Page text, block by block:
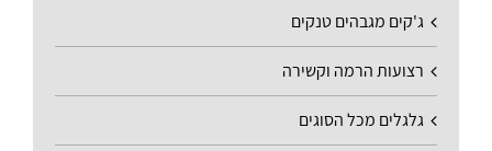
ג'קים מגבהים טנקים
רצועות הרמה וקשירה
גלגלים מכל הסוגים